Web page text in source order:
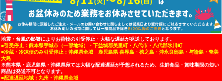
地震・台風の影響によりお荷物の引受停止・大幅な遅延が発送しております。
■引受停止：熊本県宇城市（一部地域）・下益城郡美里町・八代市・八代郡氷川町
■冷蔵・冷凍便のみ引受停止：沖縄県全域 鹿児島県 喜界島・徳之島・沖永良部島・与論島・奄美
大島
※熊本県・鹿児島県・沖縄県宛ては大幅な配達遅延が予想されるため、生鮮食品・賞味期限の短い
商品は発送不可となります。
■配達遅延地域：九州・沖縄県全域